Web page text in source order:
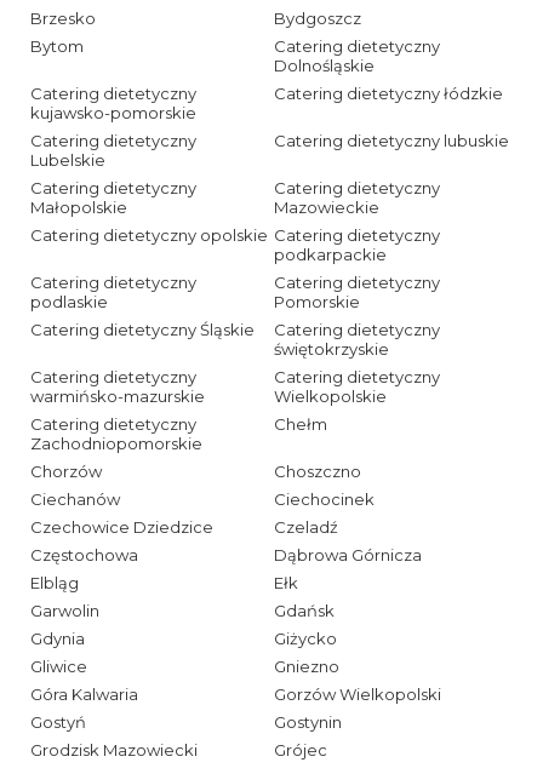
Brzesko
Bydgoszcz
Bytom
Catering dietetyczny
Dolnośląskie
Catering dietetyczny
kujawsko-pomorskie
Catering dietetyczny łódzkie
Catering dietetyczny
Lubelskie
Catering dietetyczny lubuskie
Catering dietetyczny
Małopolskie
Catering dietetyczny
Mazowieckie
Catering dietetyczny opolskie Catering dietetyczny
podkarpackie
Catering dietetyczny
podlaskie
Catering dietetyczny
Pomorskie
Catering dietetyczny Śląskie
Catering dietetyczny
świętokrzyskie
Catering dietetyczny
warmińsko-mazurskie
Catering dietetyczny
Wielkopolskie
Catering dietetyczny
Zachodniopomorskie
Chełm
Chorzów
Choszczno
Ciechanów
Ciechocinek
Czechowice Dziedzice
Czeladź
Częstochowa
Dąbrowa Górnicza
Elbląg
Ełk
Garwolin
Gdańsk
Gdynia
Giżycko
Gliwice
Gniezno
Góra Kalwaria
Gorzów Wielkopolski
Gostyń
Gostynin
Grodzisk Mazowiecki
Grójec